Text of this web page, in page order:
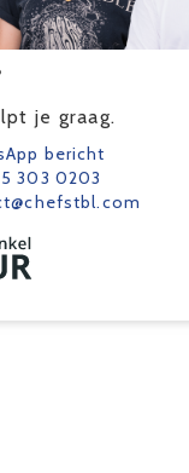
je graag.
bericht
303 0203